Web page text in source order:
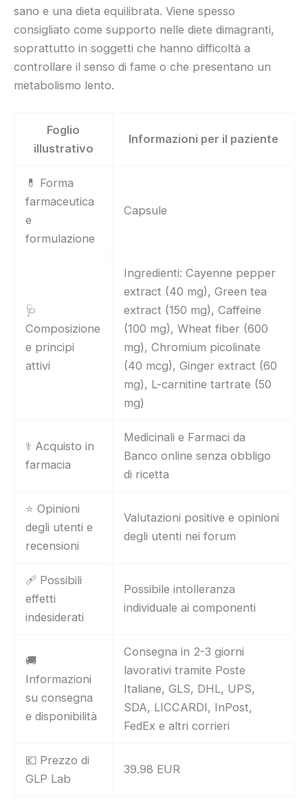
sano e una dieta equilibrata. Viene spesso
consigliato come supporto nelle diete dimagranti,
soprattutto in soggetti che hanno difficoltà a
controllare il senso di fame o che presentano un
metabolismo lento.
Foglio
illustrativo
Informazioni per il paziente
💊 Forma
farmaceutica
e
formulazione
Capsule
🩺
Composizione
e principi
attivi
Ingredienti: Cayenne pepper
extract (40 mg), Green tea
extract (150 mg), Caffeine
(100 mg), Wheat fiber (600
mg), Chromium picolinate
(40 mcg), Ginger extract (60
mg), L-carnitine tartrate (50
mg)
⚕️ Acquisto in
farmacia
Medicinali e Farmaci da
Banco online senza obbligo
di ricetta
⭐ Opinioni
degli utenti e
recensioni
Valutazioni positive e opinioni
degli utenti nei forum
🩹 Possibili
effetti
indesiderati
Possibile intolleranza
individuale ai componenti
🚚
Informazioni
su consegna
e disponibilità
Consegna in 2-3 giorni
lavorativi tramite Poste
Italiane, GLS, DHL, UPS,
SDA, LICCARDI, InPost,
FedEx e altri corrieri
💶 Prezzo di
GLP Lab
39.98 EUR